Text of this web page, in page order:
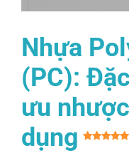
Nhựa
(PC):
ưu
dụng